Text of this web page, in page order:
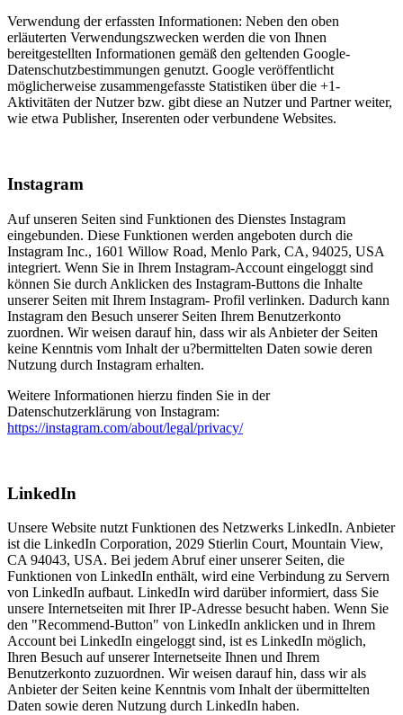
Verwendung der erfassten Informationen: Neben den oben
erläuterten Verwendungszwecken werden die von Ihnen
bereitgestellten Informationen gemäß den geltenden Google-
Datenschutzbestimmungen genutzt. Google veröffentlicht
möglicherweise zusammengefasste Statistiken über die +1-
Aktivitäten der Nutzer bzw. gibt diese an Nutzer und Partner weiter,
wie etwa Publisher, Inserenten oder verbundene Websites.
Instagram
Auf unseren Seiten sind Funktionen des Dienstes Instagram
eingebunden. Diese Funktionen werden angeboten durch die
Instagram Inc., 1601 Willow Road, Menlo Park, CA, 94025, USA
integriert. Wenn Sie in Ihrem Instagram-Account eingeloggt sind
können Sie durch Anklicken des Instagram-Buttons die Inhalte
unserer Seiten mit Ihrem Instagram- Profil verlinken. Dadurch kann
Instagram den Besuch unserer Seiten Ihrem Benutzerkonto
zuordnen. Wir weisen darauf hin, dass wir als Anbieter der Seiten
keine Kenntnis vom Inhalt der u?bermittelten Daten sowie deren
Nutzung durch Instagram erhalten.
Weitere Informationen hierzu finden Sie in der
Datenschutzerklärung von Instagram:
https://instagram.com/about/legal/privacy/
LinkedIn
Unsere Website nutzt Funktionen des Netzwerks LinkedIn. Anbieter
ist die LinkedIn Corporation, 2029 Stierlin Court, Mountain View,
CA 94043, USA. Bei jedem Abruf einer unserer Seiten, die
Funktionen von LinkedIn enthält, wird eine Verbindung zu Servern
von LinkedIn aufbaut. LinkedIn wird darüber informiert, dass Sie
unsere Internetseiten mit Ihrer IP-Adresse besucht haben. Wenn Sie
den "Recommend-Button" von LinkedIn anklicken und in Ihrem
Account bei LinkedIn eingeloggt sind, ist es LinkedIn möglich,
Ihren Besuch auf unserer Internetseite Ihnen und Ihrem
Benutzerkonto zuzuordnen. Wir weisen darauf hin, dass wir als
Anbieter der Seiten keine Kenntnis vom Inhalt der übermittelten
Daten sowie deren Nutzung durch LinkedIn haben.